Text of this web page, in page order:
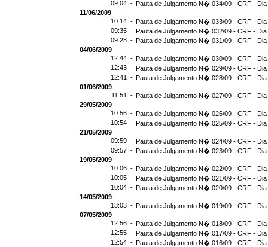
09:04 - Pauta de Julgamento N� 034/09 - CRF - Dia
11/06/2009
10:14 - Pauta de Julgamento N� 033/09 - CRF - Dia
09:35 - Pauta de Julgamento N� 032/09 - CRF - Dia
09:28 - Pauta de Julgamento N� 031/09 - CRF - Dia
04/06/2009
12:44 - Pauta de Julgamento N� 030/09 - CRF - Dia
12:43 - Pauta de Julgamento N� 029/09 - CRF - Dia
12:41 - Pauta de Julgamento N� 028/09 - CRF - Dia
01/06/2009
11:51 - Pauta de Julgamento N� 027/09 - CRF - Dia
29/05/2009
10:56 - Pauta de Julgamento N� 026/09 - CRF - Dia
10:54 - Pauta de Julgamento N� 025/09 - CRF - Dia
21/05/2009
09:59 - Pauta de Julgamento N� 024/09 - CRF - Dia
09:57 - Pauta de Julgamento N� 023/09 - CRF - Dia
19/05/2009
10:06 - Pauta de Julgamento N� 022/09 - CRF - Dia
10:05 - Pauta de Julgamento N� 021/09 - CRF - Dia
10:04 - Pauta de Julgamento N� 020/09 - CRF - Dia
14/05/2009
13:03 - Pauta de Julgamento N� 019/09 - CRF - Dia
07/05/2009
12:56 - Pauta de Julgamento N� 018/09 - CRF - Dia
12:55 - Pauta de Julgamento N� 017/09 - CRF - Dia
12:54 - Pauta de Julgamento N� 016/09 - CRF -